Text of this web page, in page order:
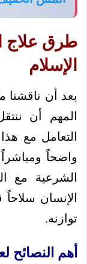
طرق علاج
الإسلام
بعد أن ناقشنا
المهم أن
التعامل مع
واضحاً
الشرعية مع
الإنسان
توازنه.
أهم النصائح